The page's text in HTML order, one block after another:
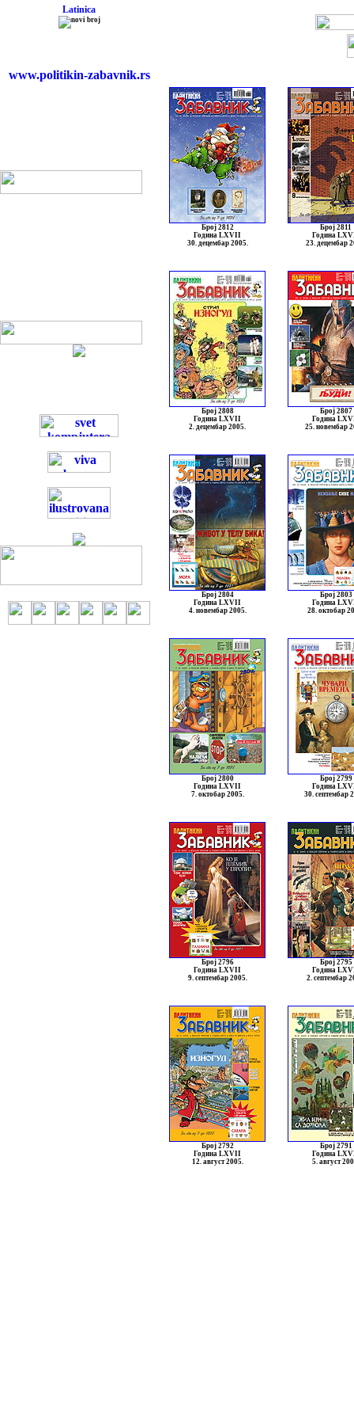
Latinica
www.politikin-zabavnik.rs
Број 2812
Година LXVII
30. децембар 2005.
Број 2811
Година
23. децембар
Број 2808
Година LXVII
2. децембар 2005.
Број 2807
Година
25. новембар
Број 2804
Година LXVII
4. новембар 2005.
Број 2803
Година
28. октобар
Број 2800
Година LXVII
7. октобар 2005.
Број 2799
Година
30. септембар
Број 2796
Година LXVII
9. септембар 2005.
Број 2795
Година
2. септембар
Број 2792
Година LXVII
12. август 2005.
Број 2791
Година
5. август